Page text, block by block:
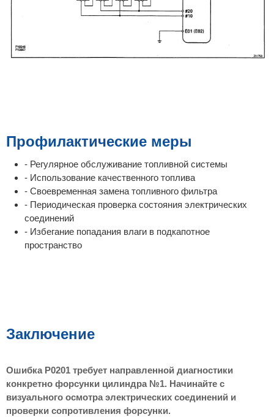
Профилактические меры
- Регулярное обслуживание топливной системы
- Использование качественного топлива
- Своевременная замена топливного фильтра
- Периодическая проверка состояния электрических
соединений
- Избегание попадания влаги в подкапотное
пространство
Заключение
Ошибка P0201 требует направленной диагностики
конкретно форсунки цилиндра №1. Начинайте с
визуального осмотра электрических соединений и
проверки сопротивления форсунки.